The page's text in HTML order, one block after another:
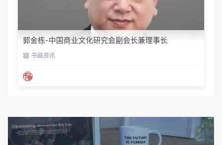
郭金栋-中国商业文化研究会副会长兼理事长
书画资讯